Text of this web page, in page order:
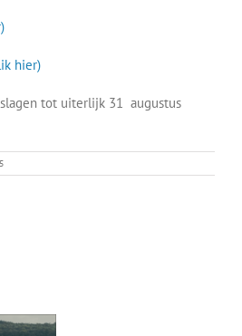
hier)
tot uiterlijk 31 augustus